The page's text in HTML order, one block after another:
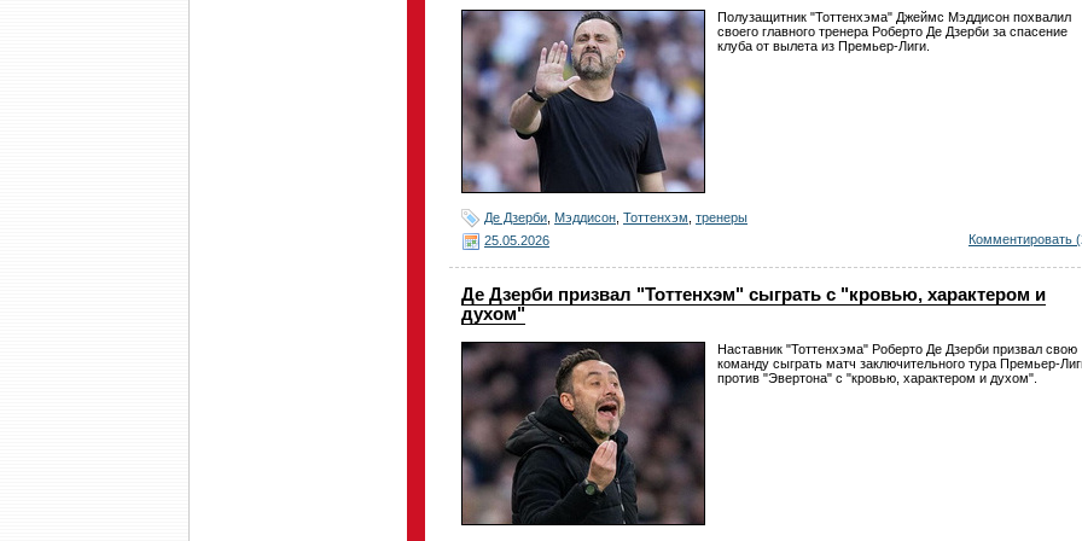
Полузащитник "Тоттенхэма" Джеймс Мэддисон похвалил
своего главного тренера Роберто Де Дзерби за спасение
клуба от вылета из Премьер-Лиги.
Де Дзерби Мэддисон Тоттенхэм тренеры
25.05.2026
Комментировать
Де Дзерби призвал "Тоттенхэм" сыграть с "кровью, характером и
духом"
Наставник "Тоттенхэма" Роберто Де Дзерби призвал свою
команду сыграть матч заключительного тура Премьер-
против "Эвертона" с "кровью, характером и духом".